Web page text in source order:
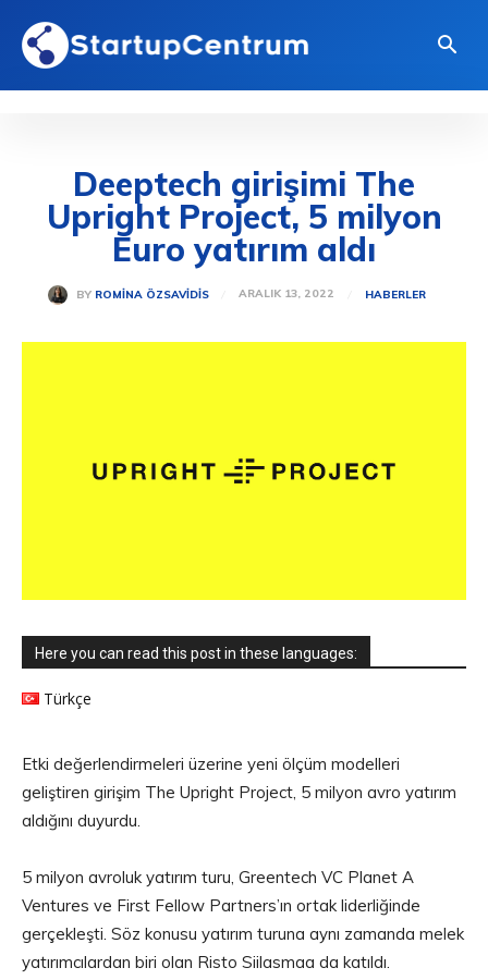
Deeptech girişimi The
Upright Project, 5 milyon
Euro yatırım aldı
BY ROMINA ÖZSAVIDIS ARALIK 13, 2022 HABERLER
Here you can read this post in these languages:
Türkçe
Etki değerlendirmeleri üzerine yeni ölçüm modelleri
geliştiren girişim The Upright Project, 5 milyon avro yatırım
aldığını duyurdu.
5 milyon avroluk yatırım turu, Greentech VC Planet A
Ventures ve First Fellow Partners’ın ortak liderliğinde
gerçekleşti. Söz konusu yatırım turuna aynı zamanda melek
yatırımcılardan biri olan Risto Siilasmaa da katıldı.